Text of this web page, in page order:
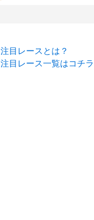
注目レースとは？
注目レース一覧はコチラ